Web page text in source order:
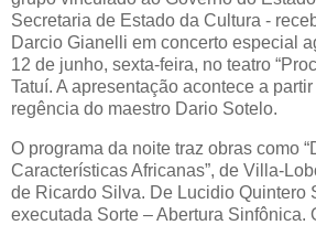
Secretaria de Estado da Cultura -
Darcio Gianelli em concerto especial
12 de junho, sexta-feira, no teatro
Tatuí. A apresentação acontece a
regência do maestro Dario Sotelo.
O programa da noite traz obras como
Características Africanas”, de Villa-
de Ricardo Silva. De Lucidio Quintero
executada Sorte – Abertura Sinfônica.